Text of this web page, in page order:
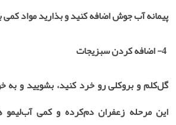
پیمانه آب جوش اضافه کنید و بذارید مواد
4- اضافه کردن سبزیجات
گل‌کلم و بروکلی رو خرد کنید، بشویید و
این مرحله زعفران دم‌کرده و کمی